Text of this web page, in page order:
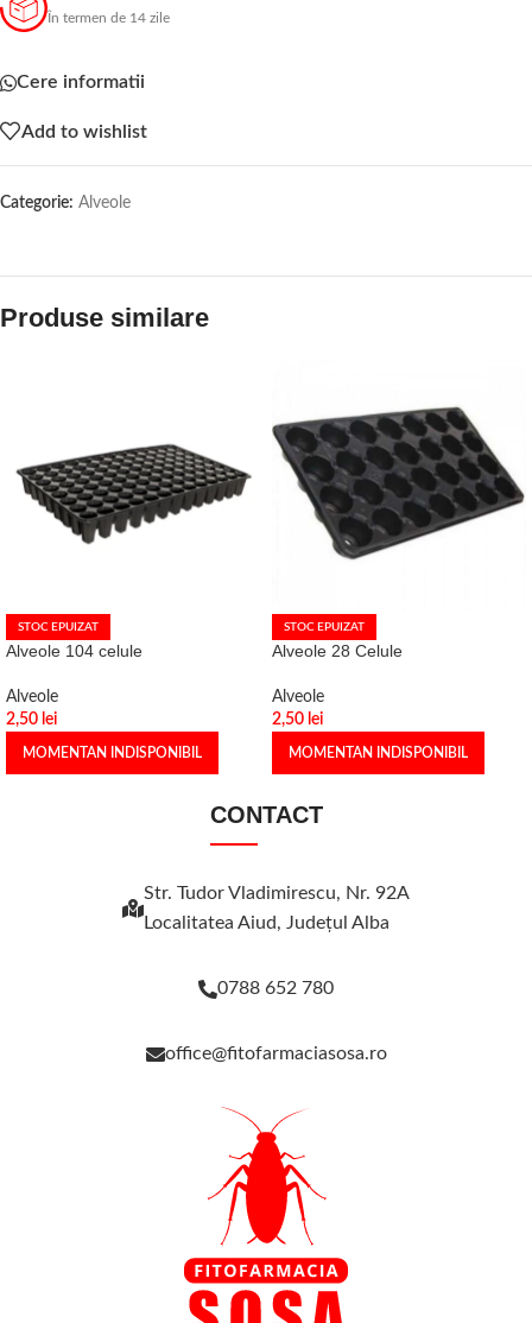
În termen de 14 zile
Cere informatii
Add to wishlist
Categorie: Alveole
Produse similare
STOC EPUIZAT
Alveole 104 celule
Alveole
2,50 lei
MOMENTAN INDISPONIBIL
STOC EPUIZAT
Alveole 28 Celule
Alveole
2,50 lei
MOMENTAN INDISPONIBIL
CONTACT
Str. Tudor Vladimirescu, Nr. 92A
Localitatea Aiud, Judeţul Alba
0788 652 780
office@fitofarmaciasosa.ro